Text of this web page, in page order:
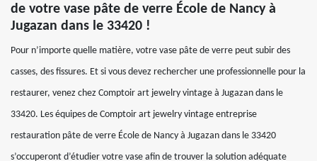
de votre vase pâte de verre École de Nancy à
Jugazan dans le 33420 !
Pour n’importe quelle matière, votre vase pâte de verre peut subir des
casses, des fissures. Et si vous devez rechercher une professionnelle pour la
restaurer, venez chez Comptoir art jewelry vintage à Jugazan dans le
33420. Les équipes de Comptoir art jewelry vintage entreprise
restauration pâte de verre École de Nancy à Jugazan dans le 33420
s’occuperont d’étudier votre vase afin de trouver la solution adéquate